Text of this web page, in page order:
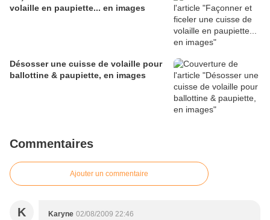
volaille en paupiette... en images
Désosser une cuisse de volaille pour
ballottine & paupiette, en images
Commentaires
Ajouter un commentaire
K Karyne 02/08/2009 22:46